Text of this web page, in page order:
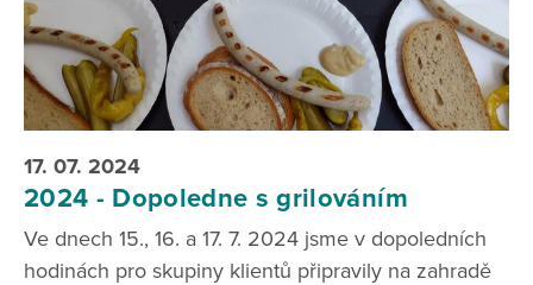
17. 07. 2024
2024 - Dopoledne s grilováním
Ve dnech 15., 16. a 17. 7. 2024 jsme v dopoledních
hodinách pro skupiny klientů připravily na zahradě